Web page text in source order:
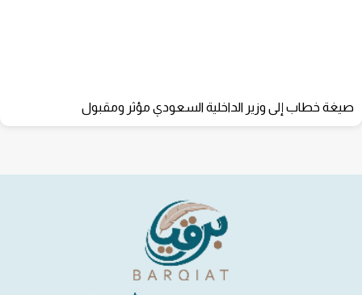
صيغة خطاب إلى وزير الداخلية السعودي مؤثر ومقبول